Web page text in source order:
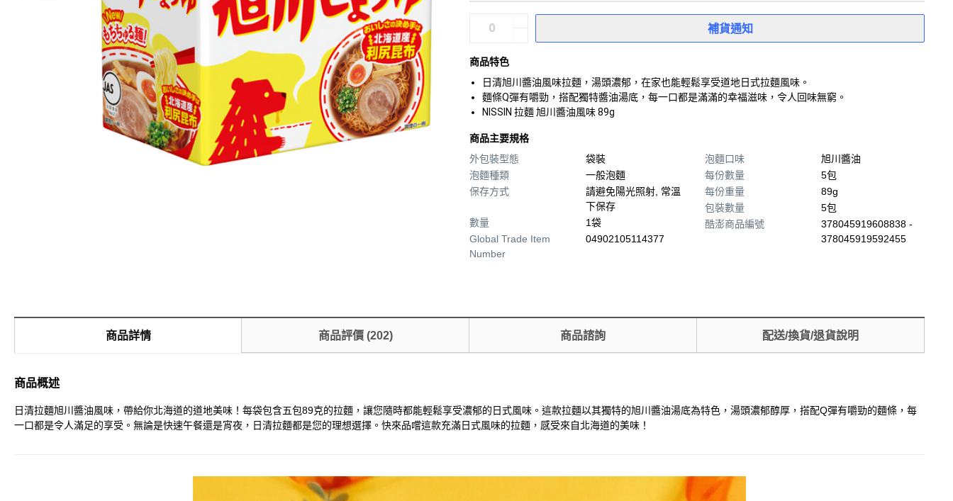
補貨通知
商品特色
日清旭川醬油風味拉麵，湯頭濃郁，在家也能輕鬆享受道地日式拉麵風味。
麵條Q彈有嚼勁，搭配獨特醬油湯底，每一口都是滿滿的幸福滋味，令人回味無窮。
NISSIN 拉麵 旭川醬油風味 89g
商品主要規格
外包裝型態
袋裝
泡麵種類
一般泡麵
保存方式
請避免陽光照射, 常溫
下保存
數量
1袋
Global Trade Item
Number
04902105114377
泡麵口味
旭川醬油
每份數量
5包
每份重量
89g
包裝數量
5包
酷澎商品編號
378045919608838 -
378045919592455
商品詳情 商品評價(202) 商品諮詢 配送/換貨/退貨說明
商品概述
日清拉麵旭川醬油風味，帶給你北海道的道地美味！每袋包含五包89克的拉麵，讓您隨時都能輕鬆享受濃郁的日式風味。這款拉麵以其獨特的旭川醬油湯底為特色，湯頭濃郁醇厚，搭配Q彈有嚼勁的麵條，每
一口都是令人滿足的享受。無論是快速午餐還是宵夜，日清拉麵都是您的理想選擇。快來品嚐這款充滿日式風味的拉麵，感受來自北海道的美味！